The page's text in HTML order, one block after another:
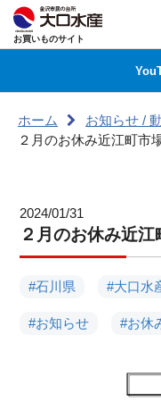
お買いものサイト
ホーム
お知らせ /
２月のお休み近江町市
2024/01/31
２月のお休み近江
#石川県 #大口水
#お知らせ #お休